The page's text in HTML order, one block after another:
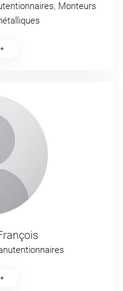
, Monteurs